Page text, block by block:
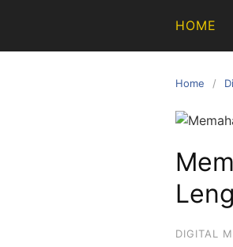
content
HOME
Home
DIGITAL